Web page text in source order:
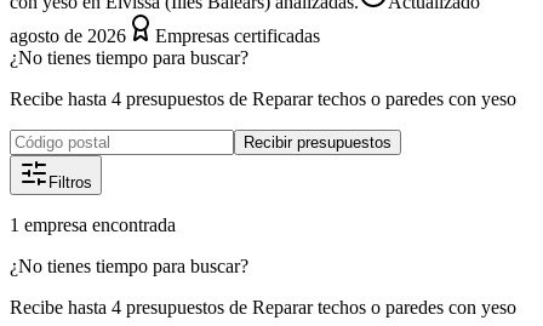
agosto de 2026
Empresas certificadas
¿No tienes tiempo para buscar?
Recibe hasta 4 presupuestos de Reparar techos o paredes con yeso
Recibir presupuestos
Filtros
1 empresa encontrada
¿No tienes tiempo para buscar?
Recibe hasta 4 presupuestos de Reparar techos o paredes con yeso